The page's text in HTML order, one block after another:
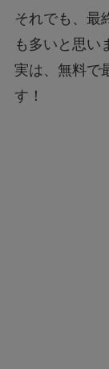
それでも、最
も多いと思い
実は、無料で
す！